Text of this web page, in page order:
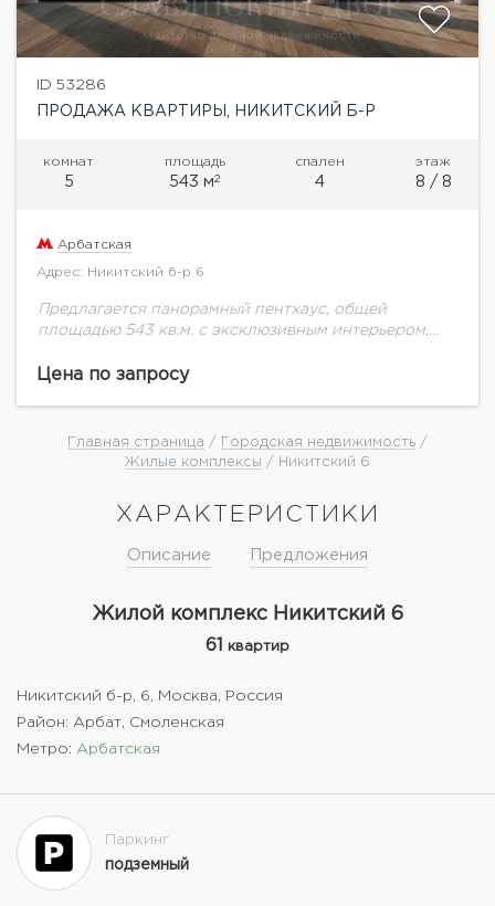
ID 53286
ПРОДАЖА КВАРТИРЫ, НИКИТСКИЙ Б-Р
комнат
5
площадь
543 м2
спален
4
этаж
8 / 8
Арбатская
Адрес: Никитский б-р 6
Предлагается панорамный пентхаус, общей
площадью 543 кв.м. с эксклюзивным интерьером,
Кремль.«Никитский 6» – жилой дом de luxe класса,
Цена по запросу
Главная страница / Городская недвижимость /
Жилые комплексы / Никитский 6
ХАРАКТЕРИСТИКИ
Описание Предложения
Жилой комплекс Никитский 6
61 квартир
Никитский б-р, 6, Москва, Россия
Район: Арбат, Смоленская
Метро: Арбатская
Паркинг
подземный